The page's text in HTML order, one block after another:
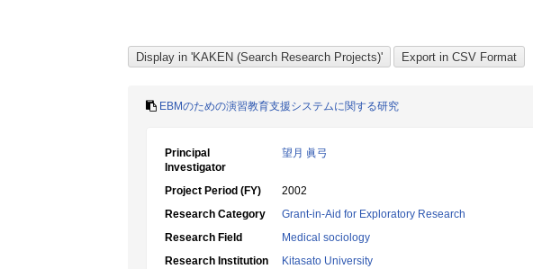
EBMのための演習教育支援システムに関する研究
Principal
Investigator
望月 眞弓
Project Period (FY)
2002
Research Category
Grant-in-Aid for Exploratory Research
Research Field
Medical sociology
Research Institution
Kitasato University